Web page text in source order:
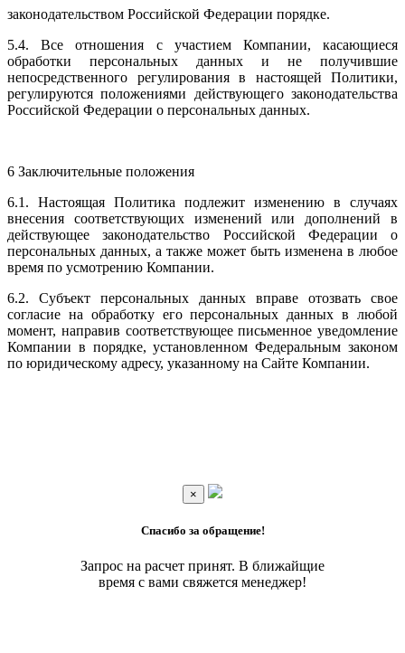
законодательством Российской Федерации порядке.
5.4. Все отношения с участием Компании, касающиеся
обработки персональных данных и не получившие
непосредственного регулирования в настоящей Политики,
регулируются положениями действующего законодательства
Российской Федерации о персональных данных.
6 Заключительные положения
6.1. Настоящая Политика подлежит изменению в случаях
внесения соответствующих изменений или дополнений в
действующее законодательство Российской Федерации о
персональных данных, а также может быть изменена в любое
время по усмотрению Компании.
6.2. Субъект персональных данных вправе отозвать свое
согласие на обработку его персональных данных в любой
момент, направив соответствующее письменное уведомление
Компании в порядке, установленном Федеральным законом
по юридическому адресу, указанному на Сайте Компании.
×
Спасибо за обращение!
Запрос на расчет принят. В ближайщие
время с вами свяжется менеджер!